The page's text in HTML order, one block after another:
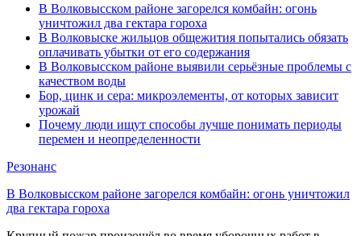
В Волковысском районе загорелся комбайн: огонь
уничтожил два гектара гороха
В Волковыске жильцов общежития попытались обязать
оплачивать убытки от его содержания
В Волковысском районе выявили серьёзные проблемы с
качеством воды
Бор, цинк и сера: микроэлементы, от которых зависит
урожай
Почему люди ищут способы лучше понимать периоды
перемен и неопределенности
Резонанс
В Волковысском районе загорелся комбайн: огонь уничтожил
два гектара гороха